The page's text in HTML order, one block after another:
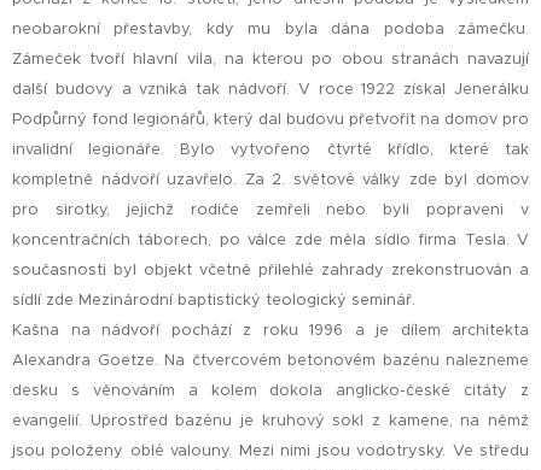
neobarokní přestavby, kdy mu byla dána podoba zámečku.
Zámeček tvoří hlavní vila, na kterou po obou stranách navazují
další budovy a vzniká tak nádvoří. V roce 1922 získal Jenerálku
Podpůrný fond legionářů, který dal budovu přetvořit na domov pro
invalidní legionáře. Bylo vytvořeno čtvrté křídlo, které tak
kompletně nádvoří uzavřelo. Za 2. světové války zde byl domov
pro sirotky, jejichž rodiče zemřeli nebo byli popraveni v
koncentračních táborech, po válce zde měla sídlo firma Tesla. V
současnosti byl objekt včetně přilehlé zahrady zrekonstruován a
sídlí zde Mezinárodní baptistický teologický seminář.
Kašna na nádvoří pochází z roku 1996 a je dílem architekta
Alexandra Goetze. Na čtvercovém betonovém bazénu nalezneme
desku s věnováním a kolem dokola anglicko-české citáty z
evangelií. Uprostřed bazénu je kruhový sokl z kamene, na němž
jsou položeny oblé valouny. Mezi nimi jsou vodotrysky. Ve středu